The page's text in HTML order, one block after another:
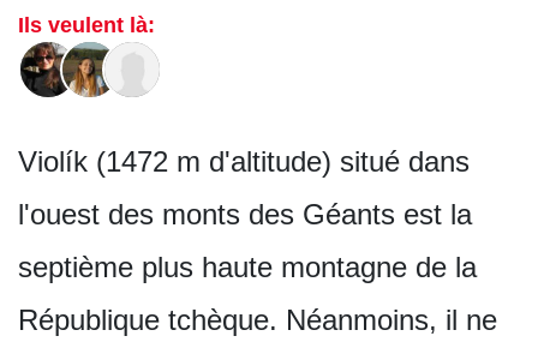
Ils veulent là:
Violík (1472 m d'altitude) situé dans
l'ouest des monts des Géants est la
septième plus haute montagne de la
République tchèque. Néanmoins, il ne